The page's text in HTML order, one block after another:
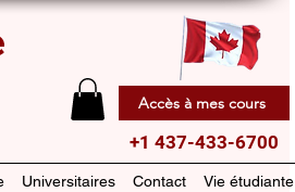
Accès à mes cours
+1 437-433-6700
Universitaires Contact Vie étudiante